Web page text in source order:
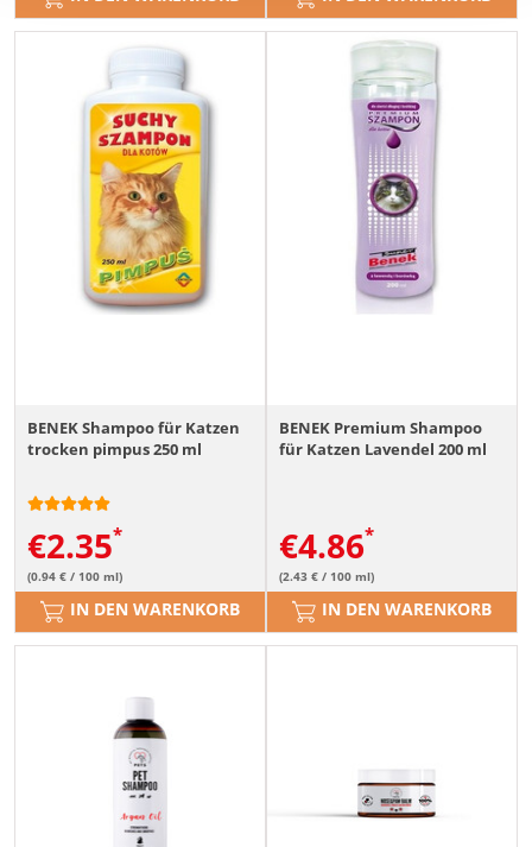
BENEK Shampoo für Katzen
trocken pimpus 250 ml
€2.35
(0.94 € / 100 ml)
IN DEN WARENKORB
BENEK Premium Shampoo
für Katzen Lavendel 200 ml
€4.86
(2.43 € / 100 ml)
IN DEN WARENKORB